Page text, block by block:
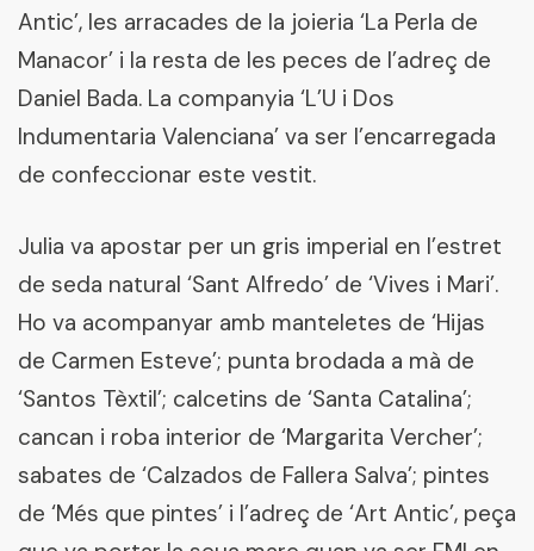
Antic’, les arracades de la joieria ‘La Perla de
Manacor’ i la resta de les peces de l’adreç de
Daniel Bada. La companyia ‘L’U i Dos
Indumentaria Valenciana’ va ser l’encarregada
de confeccionar este vestit.
Julia va apostar per un gris imperial en l’estret
de seda natural ‘Sant Alfredo’ de ‘Vives i Mari’.
Ho va acompanyar amb manteletes de ‘Hijas
de Carmen Esteve’; punta brodada a mà de
‘Santos Tèxtil’; calcetins de ‘Santa Catalina’;
cancan i roba interior de ‘Margarita Vercher’;
sabates de ‘Calzados de Fallera Salva’; pintes
de ‘Més que pintes’ i l’adreç de ‘Art Antic’, peça